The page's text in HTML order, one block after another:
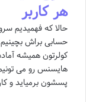
هر کاربر
حالا که فهمیدیم
حسابی براش
کولرتون همیشه
هایسنس رو می
پسشون برمیاید و